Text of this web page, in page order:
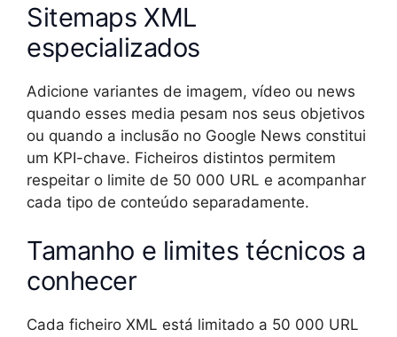
Sitemaps XML
especializados
Adicione variantes de imagem, vídeo ou news
quando esses media pesam nos seus objetivos
ou quando a inclusão no Google News constitui
um KPI-chave. Ficheiros distintos permitem
respeitar o limite de 50 000 URL e acompanhar
cada tipo de conteúdo separadamente.
Tamanho e limites técnicos a
conhecer
Cada ficheiro XML está limitado a 50 000 URL